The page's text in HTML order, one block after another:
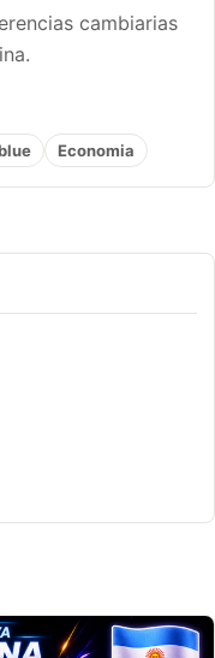
cambiarias
Economia